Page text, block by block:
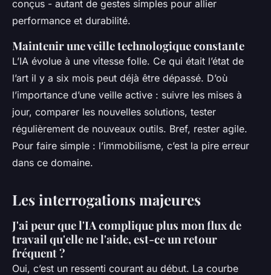
conçus - autant de gestes simples pour allier
performance et durabilité.
Maintenir une veille technologique constante
L’IA évolue à une vitesse folle. Ce qui était l’état de
l’art il y a six mois peut déjà être dépassé. D’où
l’importance d’une veille active : suivre les mises à
jour, comparer les nouvelles solutions, tester
régulièrement de nouveaux outils. Bref, rester agile.
Pour faire simple : l’immobilisme, c’est la pire erreur
dans ce domaine.
Les interrogations majeures
J'ai peur que l'IA complique plus mon flux de
travail qu'elle ne l'aide, est-ce un retour
fréquent ?
Oui, c’est un ressenti courant au début. La courbe